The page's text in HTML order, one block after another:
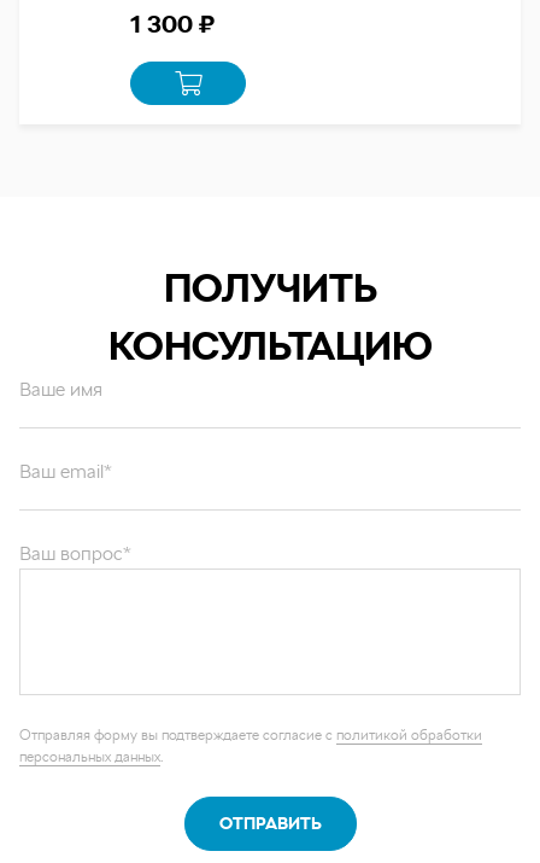
1 300 ₽
ПОЛУЧИТЬ
КОНСУЛЬТАЦИЮ
Ваше имя
персональных данных
Каталог запчастей